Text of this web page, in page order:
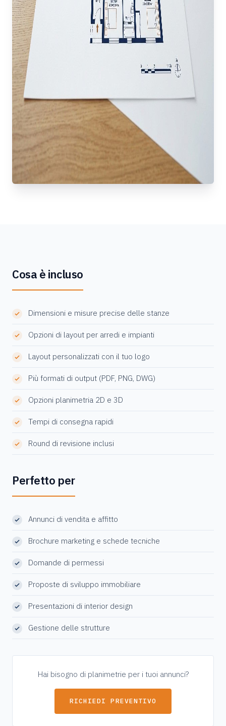
Cosa è incluso
Dimensioni e misure precise delle stanze
Opzioni di layout per arredi e impianti
Layout personalizzati con il tuo logo
Più formati di output (PDF, PNG, DWG)
Opzioni planimetria 2D e 3D
Tempi di consegna rapidi
Round di revisione inclusi
Perfetto per
Annunci di vendita e affitto
Brochure marketing e schede tecniche
Domande di permessi
Proposte di sviluppo immobiliare
Presentazioni di interior design
Gestione delle strutture
Hai bisogno di planimetrie per i tuoi annunci?
RICHIEDI PREVENTIVO